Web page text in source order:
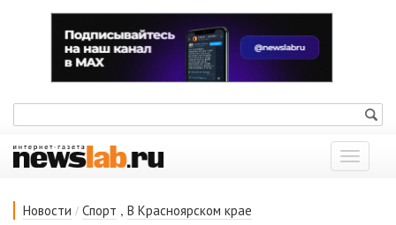
Показать
меню
Новости / Спорт , В Красноярском крае